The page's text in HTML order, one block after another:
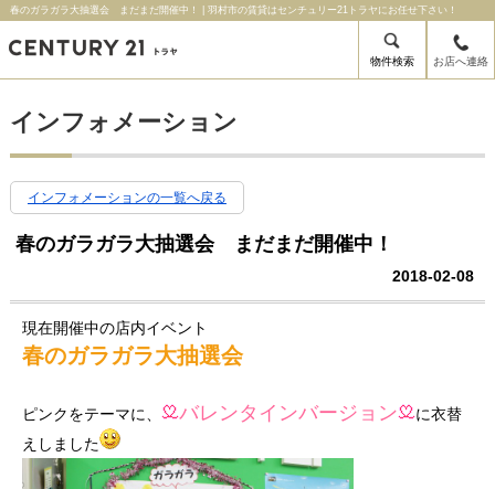
春のガラガラ大抽選会 まだまだ開催中！ | 羽村市の賃貸はセンチュリー21トラヤにお任せ下さい！
物件検索 お店へ連絡
インフォメーション
インフォメーションの一覧へ戻る
春のガラガラ大抽選会 まだまだ開催中！
2018-02-08
現在開催中の店内イベント
春のガラガラ大抽選会
ピンクをテーマに、 バレンタインバージョン
に衣替
えしました